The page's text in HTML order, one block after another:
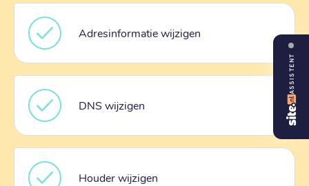
Adresinformatie wijzigen
DNS wijzigen
Houder wijzigen
ASSISTENT